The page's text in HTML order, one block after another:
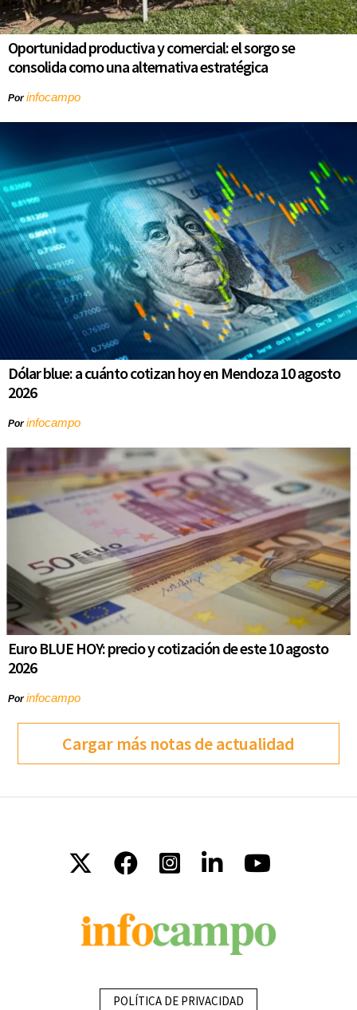
Oportunidad productiva y comercial: el sorgo se
consolida como una alternativa estratégica
Porinfocampo
Dólar blue: a cuánto cotizan hoy en Mendoza 10 agosto
2026
Porinfocampo
Euro BLUE HOY: precio y cotización de este 10 agosto
2026
Porinfocampo
Cargar más notas de actualidad
POLÍTICA DE PRIVACIDAD